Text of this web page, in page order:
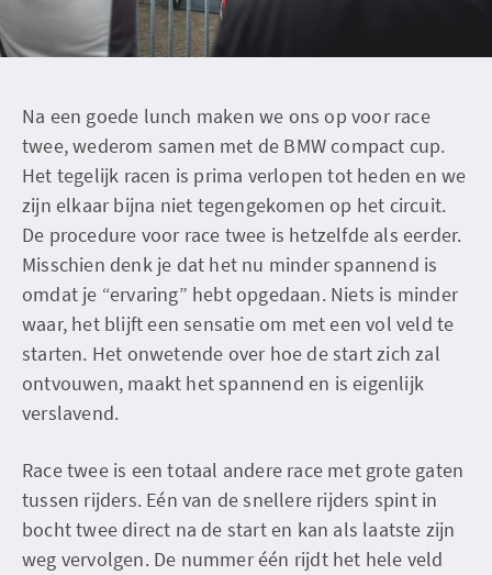
Na een goede lunch maken we ons op voor race
twee, wederom samen met de BMW compact cup.
Het tegelijk racen is prima verlopen tot heden en we
zijn elkaar bijna niet tegengekomen op het circuit.
De procedure voor race twee is hetzelfde als eerder.
Misschien denk je dat het nu minder spannend is
omdat je “ervaring” hebt opgedaan. Niets is minder
waar, het blijft een sensatie om met een vol veld te
starten. Het onwetende over hoe de start zich zal
ontvouwen, maakt het spannend en is eigenlijk
verslavend.
Race twee is een totaal andere race met grote gaten
tussen rijders. Eén van de snellere rijders spint in
bocht twee direct na de start en kan als laatste zijn
weg vervolgen. De nummer één rijdt het hele veld